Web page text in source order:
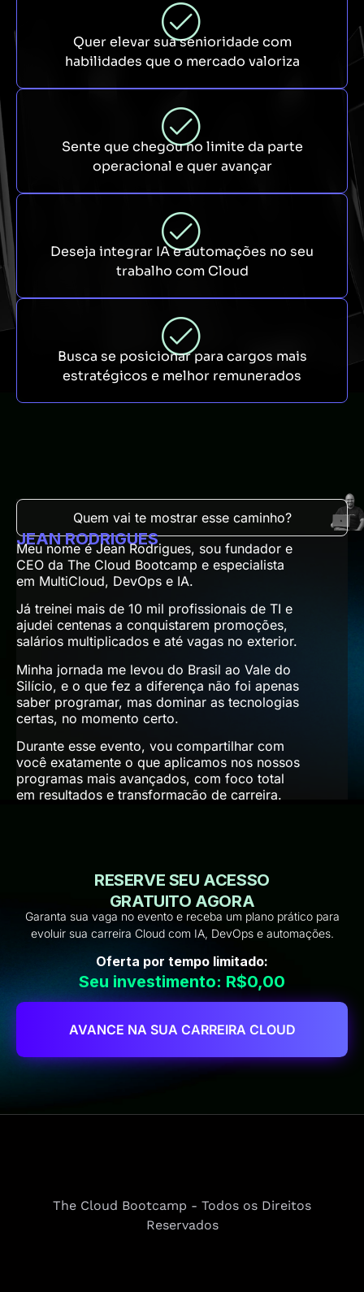
Quer elevar sua senioridade com
habilidades que o mercado valoriza
Sente que chegou no limite da parte
operacional e quer avançar
Deseja integrar IA e automações no seu
trabalho com Cloud
Busca se posicionar para cargos mais
estratégicos e melhor remunerados
Quem vai te mostrar esse caminho?
JEAN RODRIGUES
Meu nome é Jean Rodrigues, sou fundador e
CEO da The Cloud Bootcamp e especialista
em MultiCloud, DevOps e IA.
Já treinei mais de 10 mil profissionais de TI e
ajudei centenas a conquistarem promoções,
salários multiplicados e até vagas no exterior.
Minha jornada me levou do Brasil ao Vale do
Silício, e o que fez a diferença não foi apenas
saber programar, mas dominar as tecnologias
certas, no momento certo.
Durante esse evento, vou compartilhar com
você exatamente o que aplicamos nos nossos
programas mais avançados, com foco total
em resultados e transformação de carreira.
RESERVE SEU ACESSO
GRATUITO AGORA
Garanta sua vaga no evento e receba um plano prático para
evoluir sua carreira Cloud com IA, DevOps e automações.
Oferta por tempo limitado:
Seu investimento: R$0,00
AVANCE NA SUA CARREIRA CLOUD
The Cloud Bootcamp - Todos os Direitos
Reservados